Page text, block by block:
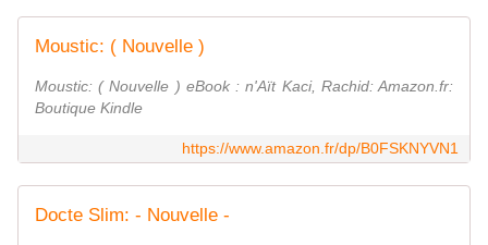
Moustic: ( Nouvelle )
Moustic: ( Nouvelle ) eBook : n'Aït Kaci, Rachid: Amazon.fr:
Boutique Kindle
https://www.amazon.fr/dp/B0FSKNYVN1
Docte Slim: - Nouvelle -